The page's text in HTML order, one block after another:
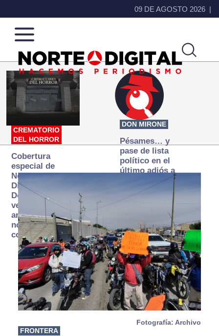
09 DE AGOSTO 2026
Norte
de
Ciudad
Más
que
noticias,
hacemos periodismo
CREMATORIO
DEL HORROR
Cobertura
especial de
Norte
Digital:
Donde la
verdad
arde… pero
no se
consume
DON MIRONE
Pésames… y
pase de lista
político en el
último adiós a
Papá Grande
Fotografía: Archivo
FRONTERA